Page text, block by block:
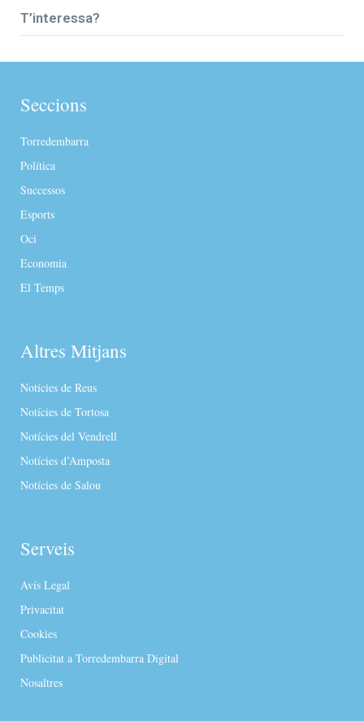
T’interessa?
Seccions
Torredembarra
Política
Successos
Esports
Oci
Economia
El Temps
Altres Mitjans
Notícies de Reus
Notícies de Tortosa
Notícies del Vendrell
Notícies d’Amposta
Notícies de Salou
Serveis
Avís Legal
Privacitat
Cookies
Publicitat a Torredembarra Digital
Nosaltres